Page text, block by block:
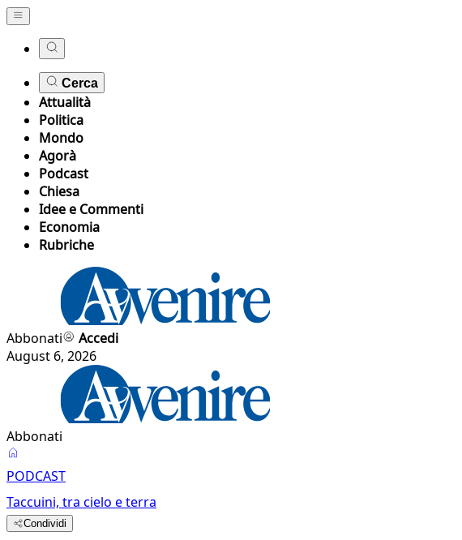
Cerca
Attualità
Politica
Mondo
Agorà
Podcast
Chiesa
Idee e Commenti
Economia
Rubriche
Abbonati
Accedi
August 6, 2026
Abbonati
PODCAST
Taccuini, tra cielo e terra
Condividi